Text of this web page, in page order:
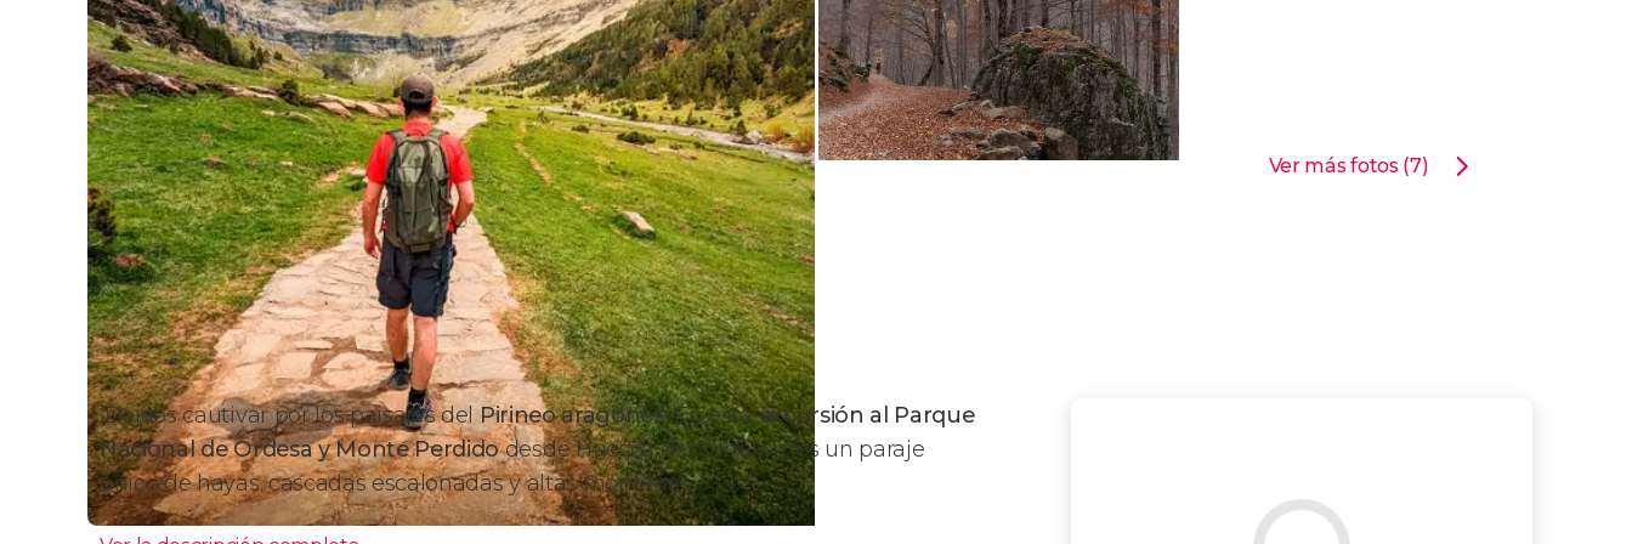
Ver más fotos (7)
¡Dejaos cautivar por los paisajes delPirineo aragonés! En estaexcursión al Parque
Nacional de Ordesa y Monte Perdidodesde Huesca descubriremos un paraje
único de hayas, cascadas escalonadas y altas montañas.